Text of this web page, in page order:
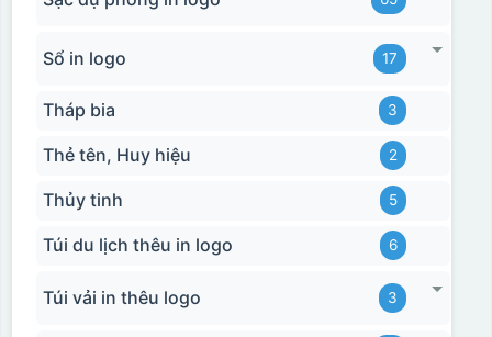
Sổ in logo 17
Tháp bia 3
Thẻ tên, Huy hiệu 2
Thủy tinh 5
Túi du lịch thêu in logo 6
Túi vải in thêu logo 3